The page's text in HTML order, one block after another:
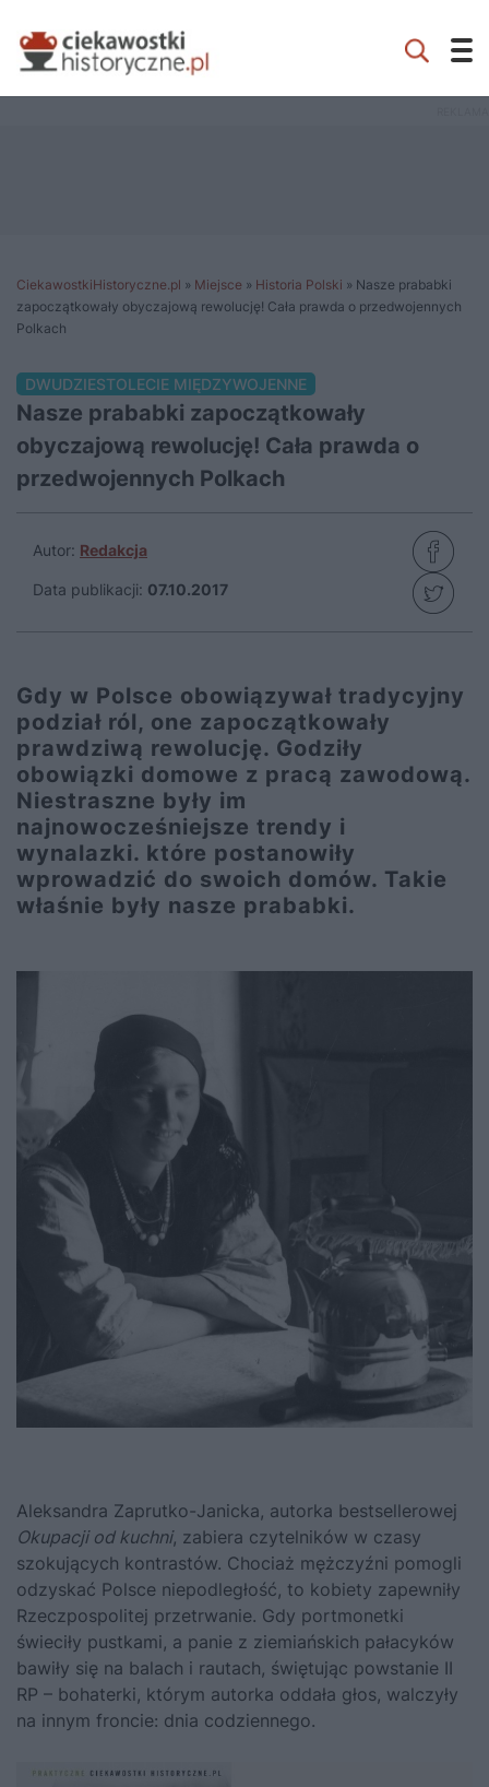
CiekawostkiHistoryczne.pl » Miejsce » Historia Polski » Nasze prababki
zapoczątkowały obyczajową rewolucję! Cała prawda o przedwojennych
Polkach
DWUDZIESTOLECIE MIĘDZYWOJENNE
Nasze prababki zapoczątkowały
obyczajową rewolucję! Cała prawda o
przedwojennych Polkach
Autor: Redakcja
Data publikacji: 07.10.2017
Gdy w Polsce obowiązywał tradycyjny
podział ról, one zapoczątkowały
prawdziwą rewolucję. Godziły
obowiązki domowe z pracą zawodową.
Niestraszne były im
najnowocześniejsze trendy i
wynalazki. które postanowiły
wprowadzić do swoich domów. Takie
właśnie były nasze prababki.
Aleksandra Zaprutko-Janicka, autorka bestsellerowej
Okupacji od kuchni, zabiera czytelników w czasy
szokujących kontrastów. Chociaż mężczyźni pomogli
odzyskać Polsce niepodległość, to kobiety zapewniły
Rzeczpospolitej przetrwanie. Gdy portmonetki
świeciły pustkami, a panie z ziemiańskich pałacyków
bawiły się na balach i rautach, świętując powstanie II
RP – bohaterki, którym autorka oddała głos, walczyły
na innym froncie: dnia codziennego.